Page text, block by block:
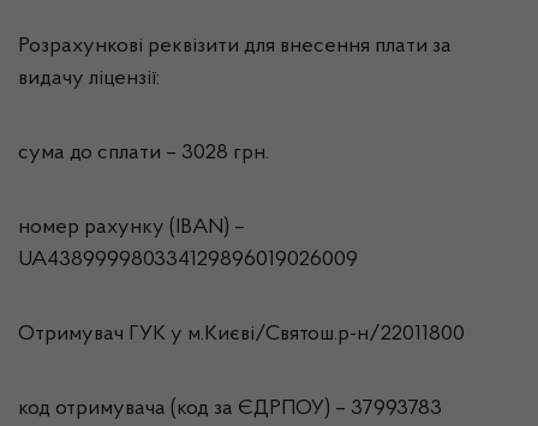
Розрахункові реквізити для внесення плати за
видачу ліцензії:
сума до сплати – 3028 грн.
номер рахунку (IBAN) –
UA438999980334129896019026009
Отримувач ГУК у м.Києві/Святош.р-н/22011800
код отримувача (код за ЄДРПОУ) – 37993783